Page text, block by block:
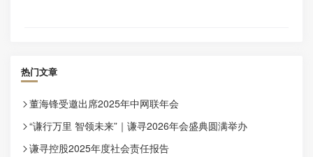
热门文章
 董海锋受邀出席2025年中网联年会
 “谦行万里 智领未来”｜谦寻2026年会盛典圆满举办
 谦寻控股2025年度社会责任报告